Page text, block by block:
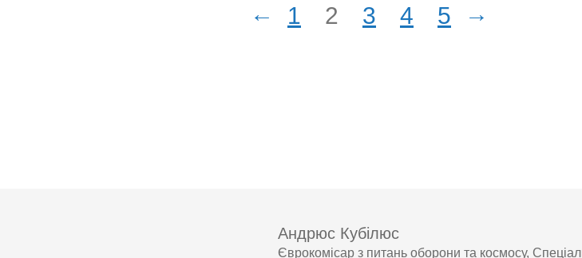
← 1 2 3 4 5 →
Андрюс Кубілюс
Єврокомісар з питань оборони та космосу,